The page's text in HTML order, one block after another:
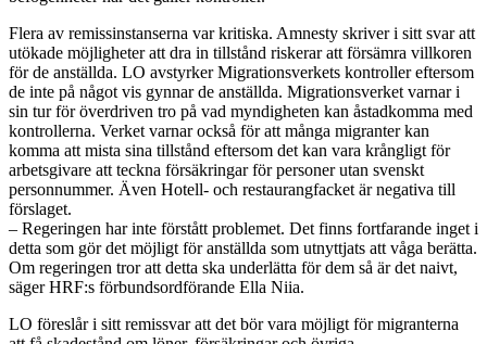
Flera av remissinstanserna var kritiska. Amnesty skriver i sitt svar att
utökade möjligheter att dra in tillstånd riskerar att försämra villkoren
för de anställda. LO avstyrker Migrationsverkets kontroller eftersom
de inte på något vis gynnar de anställda. Migrationsverket varnar i
sin tur för överdriven tro på vad myndigheten kan åstadkomma med
kontrollerna. Verket varnar också för att många migranter kan
komma att mista sina tillstånd eftersom det kan vara krångligt för
arbetsgivare att teckna försäkringar för personer utan svenskt
personnummer. Även Hotell- och restaurangfacket är negativa till
förslaget.
– Regeringen har inte förstått problemet. Det finns fortfarande inget i
detta som gör det möjligt för anställda som utnyttjats att våga berätta.
Om regeringen tror att detta ska underlätta för dem så är det naivt,
säger HRF:s förbundsordförande Ella Niia.
LO föreslår i sitt remissvar att det bör vara möjligt för migranterna